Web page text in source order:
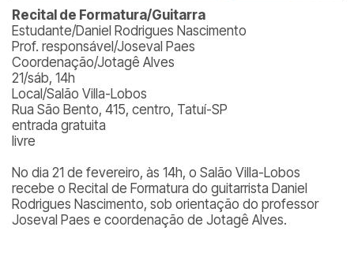
Recital de Formatura/Guitarra
Estudante/Daniel Rodrigues Nascimento
Prof. responsável/Joseval Paes
Coordenação/Jotagê Alves
21/sáb, 14h
Local/Salão Villa-Lobos
Rua São Bento, 415, centro, Tatuí-SP
entrada gratuita
livre
No dia 21 de fevereiro, às 14h, o Salão Villa-Lobos
recebe o Recital de Formatura do guitarrista Daniel
Rodrigues Nascimento, sob orientação do professor
Joseval Paes e coordenação de Jotagê Alves.